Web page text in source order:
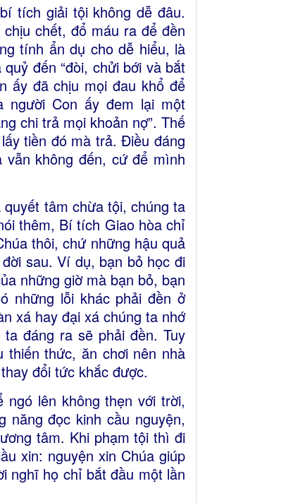
tích giải tội không dễ đâu.
chết, đổ máu ra để đền
tính ẩn dụ cho dễ hiểu, là
đến “đòi, chửi bới và bắt
ấy đã chịu mọi đau khổ để
người Con ấy đem lại một
chi trả mọi khoản nợ”. Thế
tiền đó mà trả. Điều đáng
không đến, cứ để mình
tâm chừa tội, chúng ta
thêm, Bí tích Giao hòa chỉ
thôi, chứ những hậu quả
sau. Ví dụ, bạn bỏ học đi
những giờ mà bạn bỏ, bạn
những lỗi khác phải đền ở
xá hay đại xá chúng ta nhớ
đáng ra sẽ phải đền. Tuy
thiến thức, ăn chơi nên nhà
đổi tức khắc được.
lên không thẹn với trời,
năng đọc kinh cầu nguyện,
tâm. Khi phạm tội thì đi
xin: nguyện xin Chúa giúp
nghĩ họ chỉ bắt đầu một lần